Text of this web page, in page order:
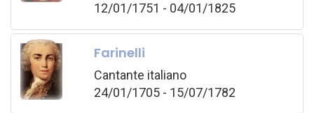
12/01/1751 - 04/01/1825
Farinelli
Cantante italiano
24/01/1705 - 15/07/1782